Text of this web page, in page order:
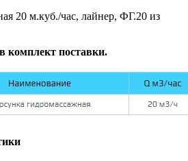
20 м.куб./час, лайнер, ФГ.20 из
комплект поставки.